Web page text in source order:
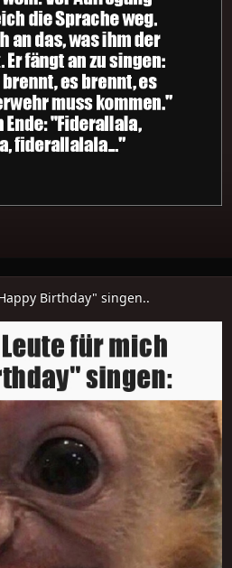
Birthday" singen..